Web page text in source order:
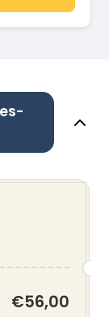
€56,00